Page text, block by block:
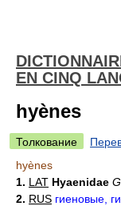
EN CINQ
hyènes
Толкование
hyènes
1. LAT Hyaenidae
2. RUS гиеновые,